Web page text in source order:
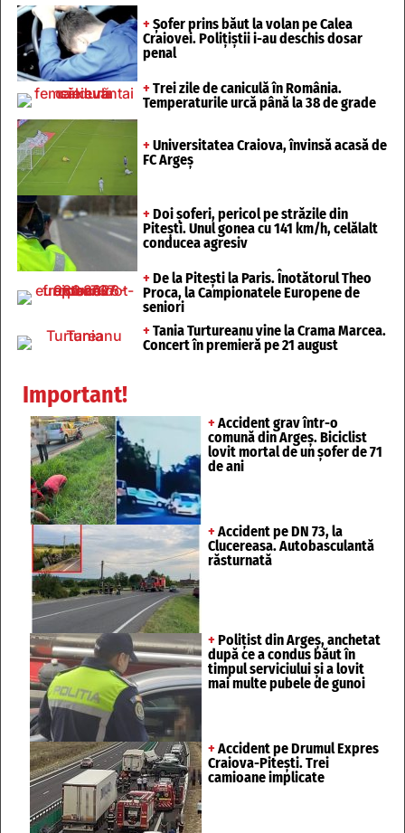
+ Șofer prins băut la volan pe Calea
Craiovei. Polițiștii i-au deschis dosar
penal
+ Trei zile de caniculă în România.
Temperaturile urcă până la 38 de grade
+ Universitatea Craiova, învinsă acasă de
FC Argeș
+ Doi șoferi, pericol pe străzile din
Pitești. Unul gonea cu 141 km/h, celălalt
conducea agresiv
+ De la Pitești la Paris. Înotătorul Theo
Proca, la Campionatele Europene de
seniori
+ Tania Turtureanu vine la Crama Marcea.
Concert în premieră pe 21 august
Important!
+ Accident grav într-o
comună din Argeș. Biciclist
lovit mortal de un șofer de 71
de ani
+ Accident pe DN 73, la
Clucereasa. Autobasculantă
răsturnată
+ Polițist din Argeș, anchetat
după ce a condus băut în
timpul serviciului și a lovit
mai multe pubele de gunoi
+ Accident pe Drumul Expres
Craiova-Pitești. Trei
camioane implicate